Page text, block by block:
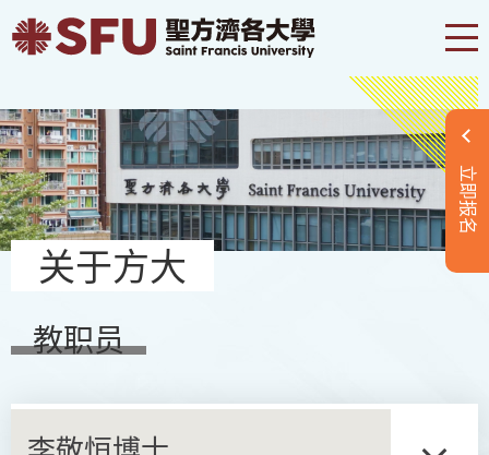
立即报名
关于方大
教职员